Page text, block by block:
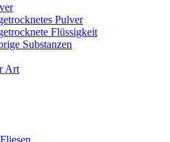
Pulver
Flüssigkeit
Substanzen
Art